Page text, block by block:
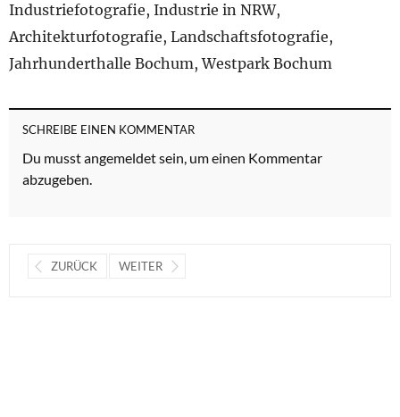
Industriefotografie, Industrie in NRW,
Architekturfotografie, Landschaftsfotografie,
Jahrhunderthalle Bochum, Westpark Bochum
SCHREIBE EINEN KOMMENTAR
Du musstangemeldetsein, um einen Kommentar
abzugeben.
ZURÜCK WEITER